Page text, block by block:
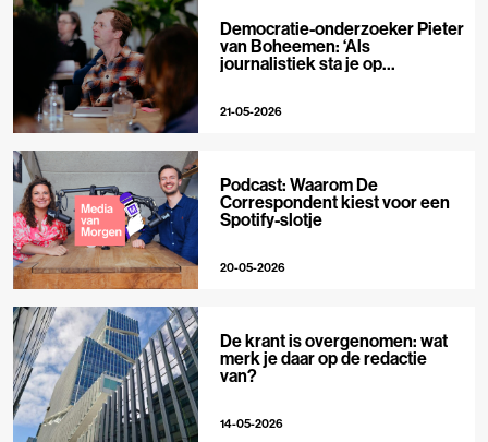
Democratie-onderzoeker Pieter
van Boheemen: ‘Als
journalistiek sta je op
21-05-2026
Podcast: Waarom De
Correspondent kiest voor een
Spotify-slotje
20-05-2026
De krant is overgenomen: wat
merk je daar op de redactie
van?
14-05-2026